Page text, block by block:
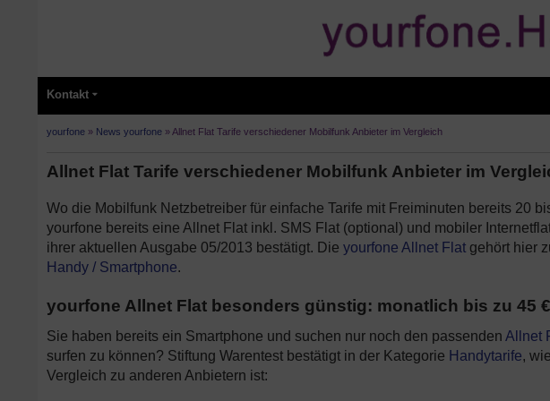
Kontakt
yourfone » News yourfone »Allnet Flat Tarife verschiedener Mobilfunk Anbieter im Vergleich
Allnet Flat Tarife verschiedener Mobilfunk Anbieter im
Wo die Mobilfunk Netzbetreiber für einfache Tarife mit Freiminuten bereits 20
yourfone bereits eine Allnet Flat inkl. SMS Flat (optional) und mobiler
ihrer aktuellen Ausgabe 05/2013 bestätigt. Die yourfone Allnet Flat gehört hier
Handy / Smartphone.
yourfone Allnet Flat besonders günstig: monatlich bis zu 45
Sie haben bereits ein Smartphone und suchen nur noch den passenden Allnet
surfen zu können? Stiftung Warentest bestätigt in der Kategorie Handytarife,
Vergleich zu anderen Anbietern ist: